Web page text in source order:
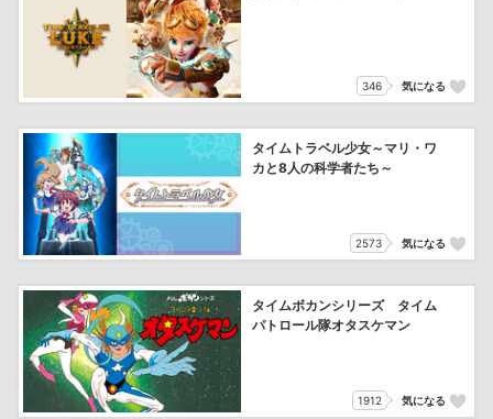
346 気になる
タイムトラベル少女～マリ・ワ
カと8人の科学者たち～
2573 気になる
タイムボカンシリーズ タイム
パトロール隊オタスケマン
1912 気になる